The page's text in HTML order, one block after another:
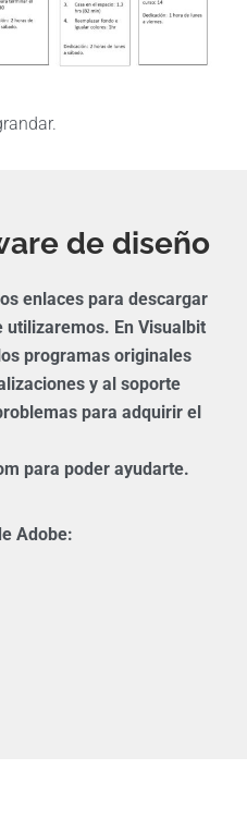
de diseño
enlaces para descargar
utilizaremos. En Visualbit
programas originales
y al soporte
para adquirir el
para poder ayudarte.
Adobe: